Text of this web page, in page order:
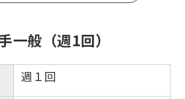
一般（週1回）
週１回